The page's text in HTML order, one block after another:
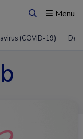
ZoekenMenu
(COVID-19)